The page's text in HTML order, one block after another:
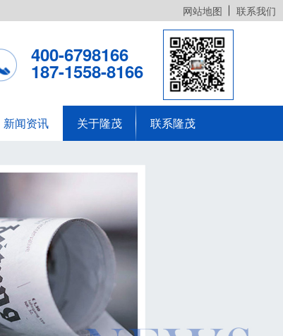
网站地图 联系我们
400-6798166
187-1558-8166
新闻资讯 关于隆茂 联系隆茂